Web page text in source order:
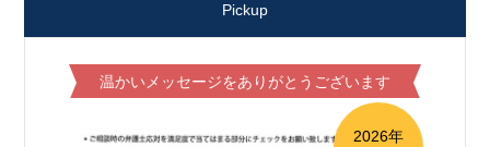
Pickup
温かいメッセージをありがとうございます
2026年